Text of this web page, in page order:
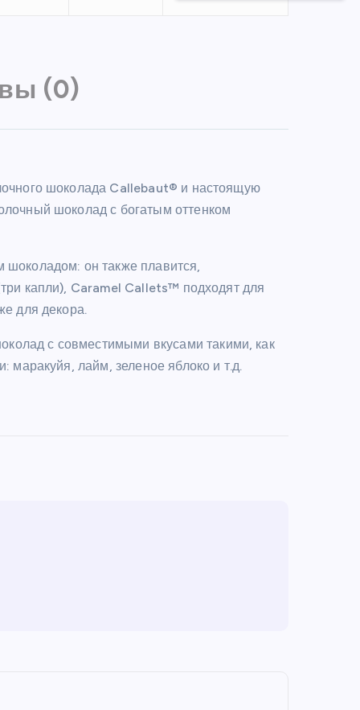
(0)
шоколада Callebaut® и настоящую
шоколад с богатым оттенком
он также плавится,
капли), Caramel Callets™ подходят для
для декора.
с совместимыми вкусами такими, как
маракуйя, лайм, зеленое яблоко и т.д.